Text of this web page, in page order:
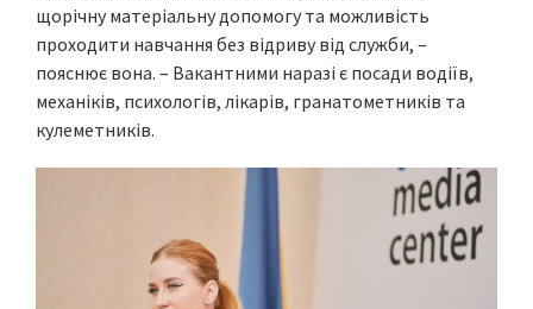
щорічну матеріальну допомогу та можливість
проходити навчання без відриву від служби, –
пояснює вона. – Вакантними наразі є посади водіїв,
механіків, психологів, лікарів, гранатометників та
кулеметників.